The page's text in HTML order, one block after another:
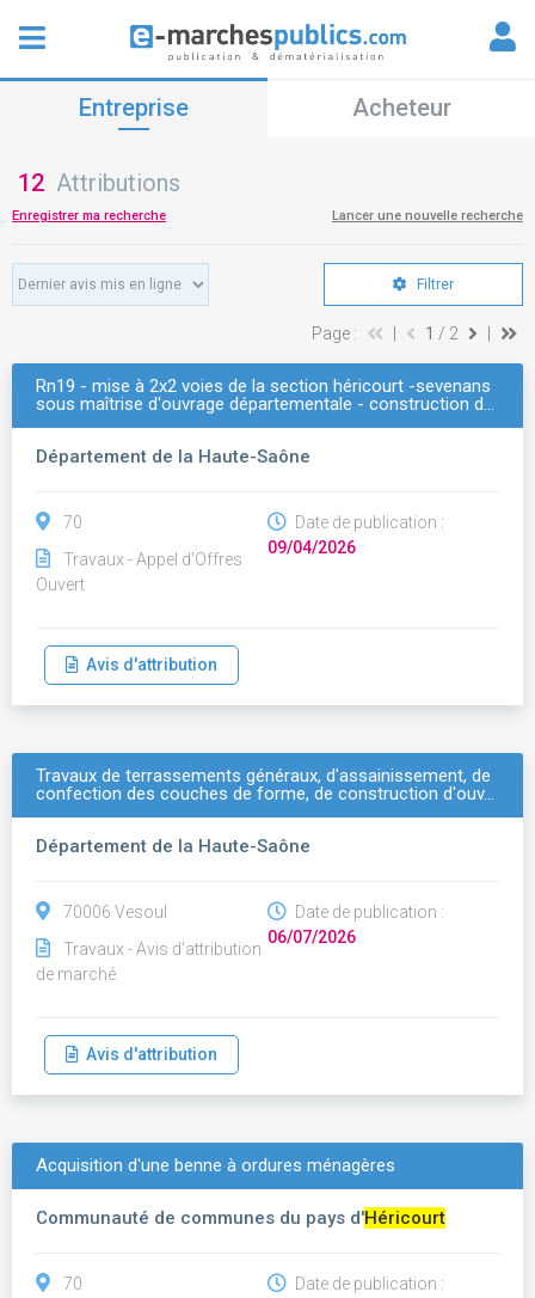
Entreprise Acheteur
12 Attributions
Enregistrer ma recherche Lancer une nouvelle recherche
Filtrer
Page : 1 / 2
Rn19 - mise à 2x2 voies de la section héricourt -sevenans
sous maîtrise d'ouvrage départementale - construction d…
Département de la Haute-Saône
70
Travaux - Appel d'Offres
Ouvert
Date de publication :
09/04/2026
Avis d'attribution
Travaux de terrassements généraux, d'assainissement, de
confection des couches de forme, de construction d'ouv…
Département de la Haute-Saône
70006 Vesoul
Travaux - Avis d'attribution
de marché
Date de publication :
06/07/2026
Avis d'attribution
Acquisition d'une benne à ordures ménagères
Communauté de communes du pays d'Héricourt
70
Date de publication :